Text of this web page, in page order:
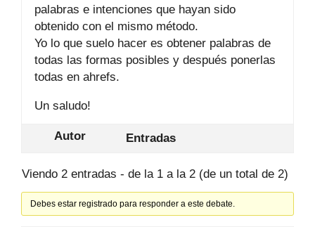
palabras e intenciones que hayan sido
obtenido con el mismo método.
Yo lo que suelo hacer es obtener palabras de
todas las formas posibles y después ponerlas
todas en ahrefs.
Un saludo!
Autor Entradas
Viendo 2 entradas - de la 1 a la 2 (de un total de 2)
Debes estar registrado para responder a este debate.